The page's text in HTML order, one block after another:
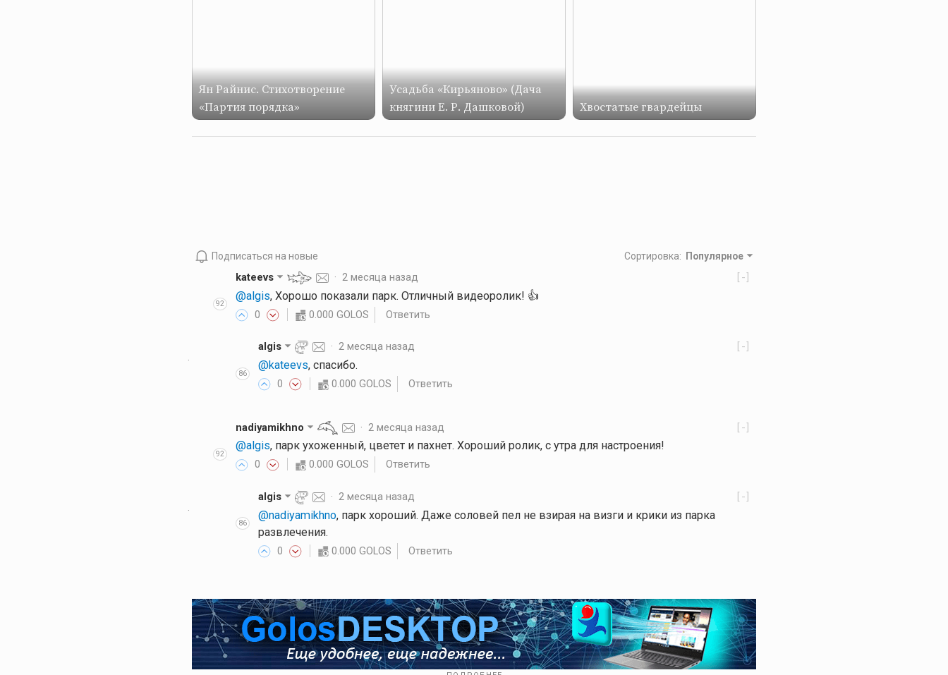
Ян Райнис. Стихотворение
«Партия порядка»
Усадьба «Кирьяново» (Дача
княгини Е. Р. Дашковой)
Хвостатые гвардейцы
Подписаться на новые Сортировка: Популярное
92
[-]
kateevs · 2 месяца назад
@algis, Хорошо показали парк. Отличный видеоролик! 👍️
0 0.000 GOLOS Ответить
·
86
[-]
algis ·2 месяца назад
@kateevs, спасибо.
0 0.000 GOLOS Ответить
92
[-]
nadiyamikhno · 2 месяца назад
@algis, парк ухоженный, цветет и пахнет. Хороший ролик, с утра для настроения!
0 0.000 GOLOS Ответить
·
86
[-]
algis ·2 месяца назад
@nadiyamikhno, парк хороший. Даже соловей пел не взирая на визги и крики из парка
развлечения.
0 0.000 GOLOS Ответить